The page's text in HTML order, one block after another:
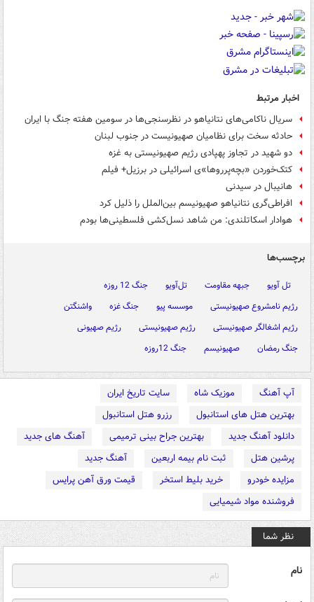
اخبار مرتبط
سریال ناکامی‌های نتانیاهو در نظرسنجی‌ها در سومین هفته جنگ با ایران
حادثه سخت برای نظامیان صهیونیست در جنوب لبنان
دو شهید در تجاوز پهپادی رژیم صهیونیستی به غزه
کتک‌خوردن «بچه‌پرروها»ی اسرائیلی در برزیل+ فیلم
هانیبال در سیدنی
افراطی‌گری نتانیاهو صهیونیسم بین‌الملل را ذلیل کرد
هوادار اسکاتلندی: من شاهد نسل‌کشی فلسطینی‌ها بودم
برچسب‌ها
تل آویو جبهه مقاومت تل‌آویو
جنگ 12 روزه
رژیم نامشروع صهیونیستی
موسسه پیو جنگ غزه
واشنگتن
رژیم اشغالگر صهیونیستی
رژیم صهیونیستی
رژیم صهیونی
جنگ رمضان
صهیونیسم جنگ 12روزه
آپ آهنگ موزیک شاه
سایت تاریخ ایران
بهترین هتل های استانبول
رزرو هتل استانبول
دانلود آهنگ جدید
بهترین جراح بینی ترمیمی
آهنگ های جدید
پرشین هتل
ثبت نام بیمه اربعین
آهنگ جدید
مزایده خودرو
خرید بلیط استخر
قیمت ورق آهن پرایس
فروشنده مواد شیمیایی
نظر شما
نام